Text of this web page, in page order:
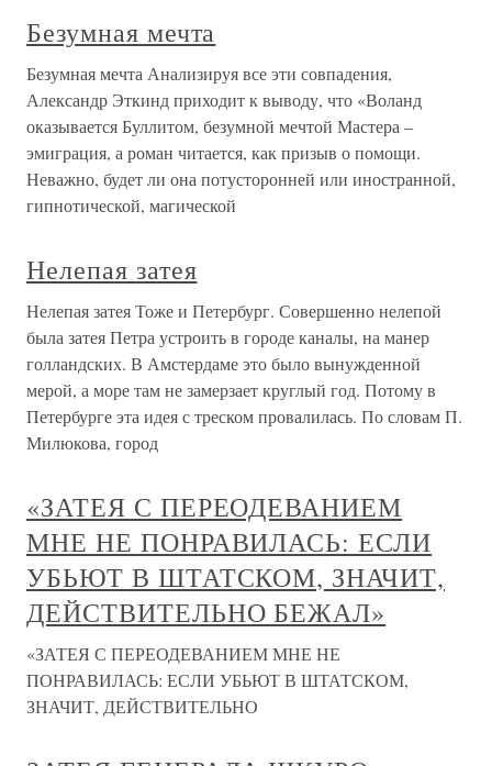
Безумная мечта
Безумная мечта Анализируя все эти совпадения,
Александр Эткинд приходит к выводу, что «Воланд
оказывается Буллитом, безумной мечтой Мастера –
эмиграция, а роман читается, как призыв о помощи.
Неважно, будет ли она потусторонней или иностранной,
гипнотической, магической
Нелепая затея
Нелепая затея Тоже и Петербург. Совершенно нелепой
была затея Петра устроить в городе каналы, на манер
голландских. В Амстердаме это было вынужденной
мерой, а море там не замерзает круглый год. Потому в
Петербурге эта идея с треском провалилась. По словам П.
Милюкова, город
«ЗАТЕЯ С ПЕРЕОДЕВАНИЕМ
МНЕ НЕ ПОНРАВИЛАСЬ: ЕСЛИ
УБЬЮТ В ШТАТСКОМ, ЗНАЧИТ,
ДЕЙСТВИТЕЛЬНО БЕЖАЛ»
«ЗАТЕЯ С ПЕРЕОДЕВАНИЕМ МНЕ НЕ
ПОНРАВИЛАСЬ: ЕСЛИ УБЬЮТ В ШТАТСКОМ,
ЗНАЧИТ, ДЕЙСТВИТЕЛЬНО